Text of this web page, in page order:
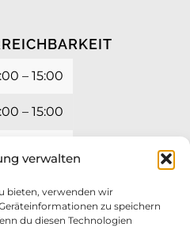
verwalten
bieten, verwenden wir
zu speichern
du diesen Technologien
– 15:00
– 15:00
– 12:00